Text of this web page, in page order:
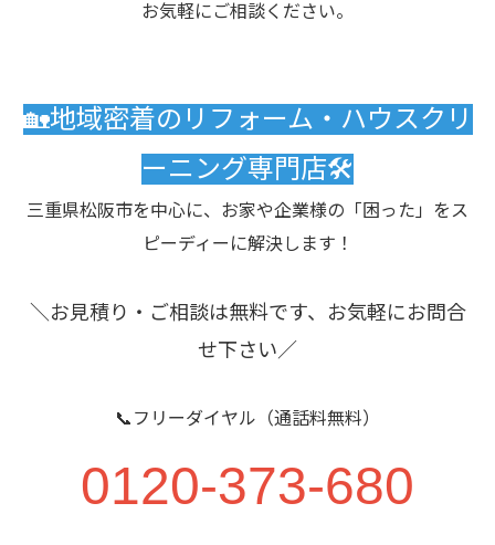
お気軽にご相談ください。
🏡地域密着のリフォーム・ハウスクリ
ーニング専門店🛠️
三重県松阪市を中心に、お家や企業様の「困った」をス
ピーディーに解決します！
＼お見積り・ご相談は無料です、お気軽にお問合
せ下さい／
📞フリーダイヤル（通話料無料）
0120-373-680